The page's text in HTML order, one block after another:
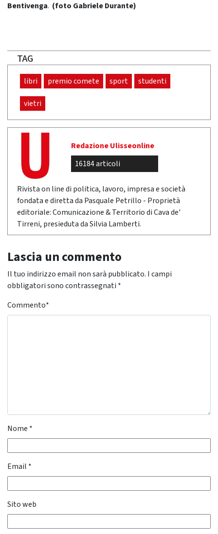
Bentivenga. (foto Gabriele Durante)
TAG
libri premio comete sport studenti
vietri
Redazione Ulisseonline
16184 articoli
Rivista on line di politica, lavoro, impresa e società
fondata e diretta da Pasquale Petrillo - Proprietà
editoriale: Comunicazione & Territorio di Cava de'
Tirreni, presieduta da Silvia Lamberti.
Lascia un commento
Il tuo indirizzo email non sarà pubblicato. I campi
obbligatori sono contrassegnati *
Commento*
Nome *
Email *
Sito web